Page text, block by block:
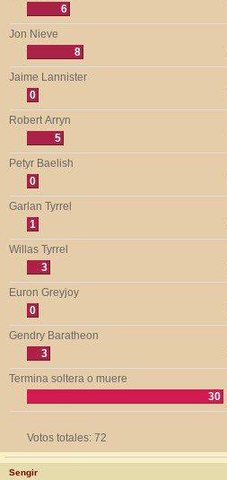
6
Jon Nieve
8
Jaime Lannister
0
Robert Arryn
5
Petyr Baelish
0
Garlan Tyrrel
1
Willas Tyrrel
3
Euron Greyjoy
0
Gendry Baratheon
3
Termina soltera o muere
30
Votos totales: 72
Sengir